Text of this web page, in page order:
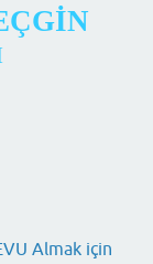
Almak için